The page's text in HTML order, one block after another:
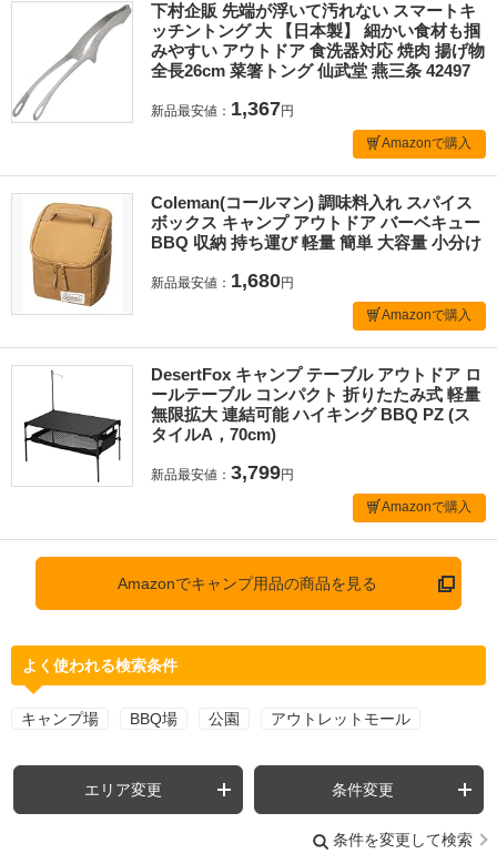
下村企販 先端が浮いて汚れない スマートキ
ッチントング 大 【日本製】 細かい食材も掴
みやすい アウトドア 食洗器対応 焼肉 揚げ物
全長26cm 菜箸トング 仙武堂 燕三条 42497
新品最安値： 1,367円
Amazonで購入
Coleman(コールマン) 調味料入れ スパイス
ボックス キャンプ アウトドア バーベキュー
BBQ 収納 持ち運び 軽量 簡単 大容量 小分け
新品最安値： 1,680円
Amazonで購入
DesertFox キャンプ テーブル アウトドア ロ
ールテーブル コンパクト 折りたたみ式 軽量
無限拡大 連結可能 ハイキング BBQ PZ (ス
タイルA，70cm)
新品最安値： 3,799円
Amazonで購入
Amazonでキャンプ用品の商品を見る
よく使われる検索条件
キャンプ場 BBQ場 公園 アウトレットモール
エリア変更 条件変更
条件を変更して検索